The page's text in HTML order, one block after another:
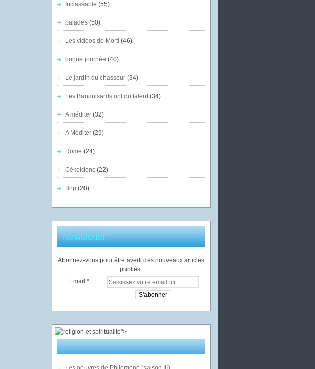
Inclassable (55)
balades(50)
Les vidéos de Morti (46)
bonne journée (40)
Le jardin du chasseur(34)
Les Banquisards ont du talent(34)
A méditer(32)
A Méditer(29)
Rome (24)
Cékoidonc(22)
Bnp (20)
Newsletter
Abonnez-vous pour être averti des nouveaux articles
publiés.
Email
">